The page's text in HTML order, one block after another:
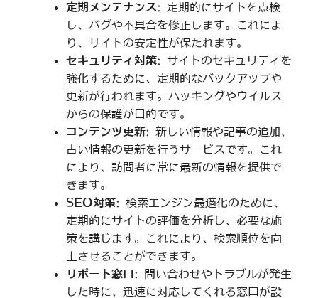
定期メンテナンス: 定期的にサイトを点検
し、バグや不具合を修正します。これによ
り、サイトの安定性が保たれます。
セキュリティ対策: サイトのセキュリティを
強化するために、定期的なバックアップや
更新が行われます。ハッキングやウイルス
からの保護が目的です。
コンテンツ更新: 新しい情報や記事の追加、
古い情報の更新を行うサービスです。これ
により、訪問者に常に最新の情報を提供で
きます。
SEO対策: 検索エンジン最適化のために、
定期的にサイトの評価を分析し、必要な施
策を講じます。これにより、検索順位を向
上させることができます。
サポート窓口 : 問い合わせやトラブルが発生
した時に、迅速に対応してくれる窓口が設